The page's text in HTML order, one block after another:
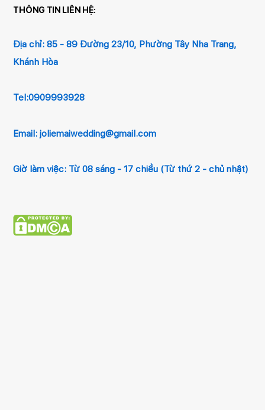
THÔNG TIN LIÊN HỆ:
Địa chỉ: 85 - 89 Đường 23/10, Phường Tây Nha Trang,
Khánh Hòa
Tel:0909993928
Email: joliemaiwedding@gmail.com
Giờ làm việc: Từ 08 sáng - 17 chiều (Từ thứ 2 - chủ nhật)